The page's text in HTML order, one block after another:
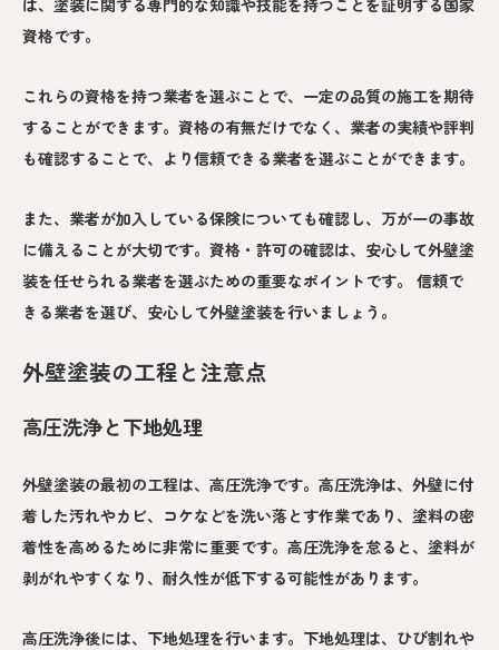
は、塗装に関する専門的な知識や技能を持つことを証明する国家
資格です。
これらの資格を持つ業者を選ぶことで、一定の品質の施工を期待
することができます。資格の有無だけでなく、業者の実績や評判
も確認することで、より信頼できる業者を選ぶことができます。
また、業者が加入している保険についても確認し、万が一の事故
に備えることが大切です。資格・許可の確認は、安心して外壁塗
装を任せられる業者を選ぶための重要なポイントです。 信頼で
きる業者を選び、安心して外壁塗装を行いましょう。
外壁塗装の工程と注意点
高圧洗浄と下地処理
外壁塗装の最初の工程は、高圧洗浄です。高圧洗浄は、外壁に付
着した汚れやカビ、コケなどを洗い落とす作業であり、塗料の密
着性を高めるために非常に重要です。高圧洗浄を怠ると、塗料が
剥がれやすくなり、耐久性が低下する可能性があります。
高圧洗浄後には、下地処理を行います。下地処理は、ひび割れや